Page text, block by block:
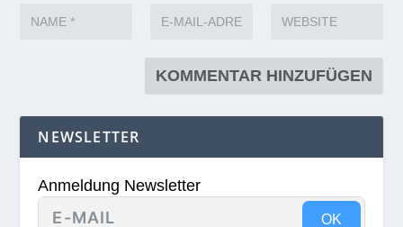
NEWSLETTER
Anmeldung Newsletter
OK